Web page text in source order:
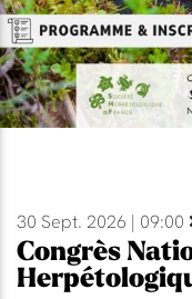
30 Sept. 2026 | 09:00
Congrès